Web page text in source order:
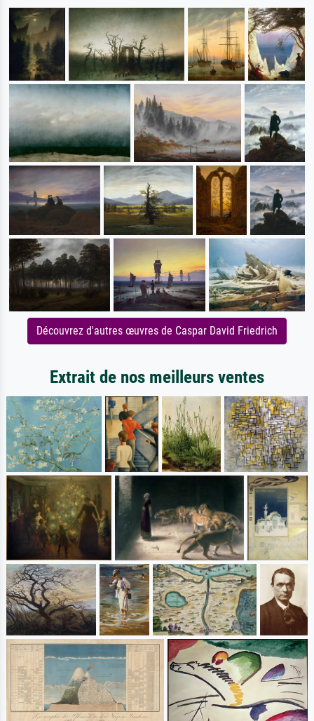
Découvrez d'autres œuvres de Caspar David Friedrich
Extrait de nos meilleurs ventes